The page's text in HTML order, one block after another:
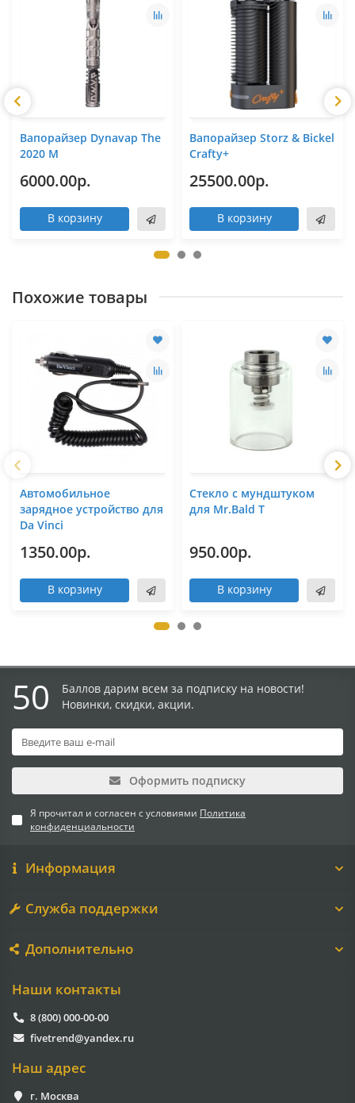
Вапорайзер Dynavap The
2020 M
6000.00р.
В корзину
Вапорайзер Storz & Bickel
Crafty+
25500.00р.
В корзину
Похожие товары
Автомобильное
зарядное устройство для
Da Vinci
1350.00р.
В корзину
Стекло с мундштуком
для Mr.Bald T
950.00р.
В корзину
50
Баллов дарим всем за подписку на новости!
Новинки, скидки, акции.
Оформить подписку
Я прочитал и согласен с условиями Политика
конфиденциальности
Информация
Служба поддержки
Дополнительно
Наши контакты
8 (800) 000-00-00
fivetrend@yandex.ru
Наш адрес
г. Москва